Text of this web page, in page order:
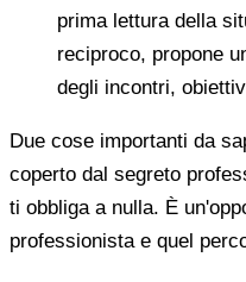
prima lettura della
reciproco, propone
degli incontri,
Due cose importanti da
coperto dal segreto
ti obbliga a nulla. È
professionista e quel